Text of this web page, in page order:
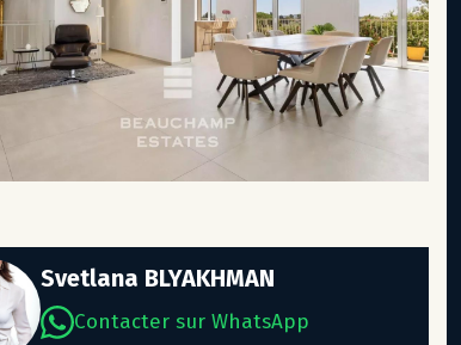
Svetlana BLYAKHMAN
Contacter sur WhatsApp